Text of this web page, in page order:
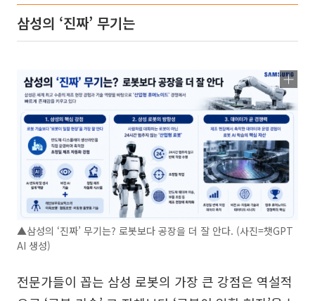
삼성의 ‘진짜’ 무기는
▲삼성의 ‘진짜’ 무기는? 로봇보다 공장을 더 잘 안다. (사진=챗GPT
AI 생성)
전문가들이 꼽는 삼성 로봇의 가장 큰 강점은 역설적